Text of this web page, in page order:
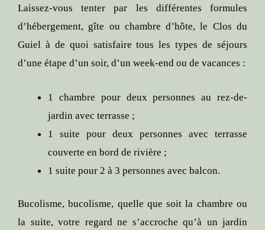
Laissez-vous tenter par les différentes formules
d’hébergement, gîte ou chambre d’hôte, le Clos du
Guiel à de quoi satisfaire tous les types de séjours
d’une étape d’un soir, d’un week-end ou de vacances :
1 chambre pour deux personnes au rez-de-
jardin avec terrasse ;
1 suite pour deux personnes avec terrasse
couverte en bord de rivière ;
1 suite pour 2 à 3 personnes avec balcon.
Bucolisme, bucolisme, quelle que soit la chambre ou
la suite, votre regard ne s’accroche qu’à un jardin